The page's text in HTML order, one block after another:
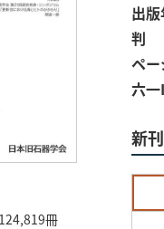
冊
出
判
ペ
六
新